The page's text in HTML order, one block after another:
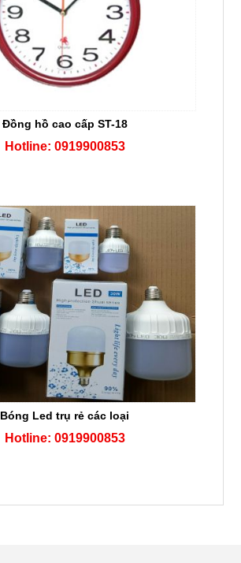
Đồng hồ cao cấp ST-18
Hotline: 0919900853
Bóng Led trụ rẻ các loại
Hotline: 0919900853